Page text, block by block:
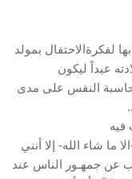
لفكرةالاحتفال بمولد
عيداً ليكون
النفس على مدى
فيه
ما شاء الله- إلا أنني
عن جمهـور الناس عند